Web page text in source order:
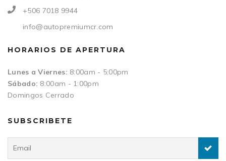
+506 7018 9944
info@autopremiumcr.com
HORARIOS DE APERTURA
Lunes a Viernes: 8:00am - 5:00pm
Sábado: 8:00am - 1:00pm
Domingos Cerrado
SUBSCRIBETE